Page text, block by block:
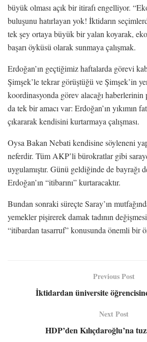
büyük olması açık bir itirafı engelliyor.
buluşunu hatırlayan yok! İktidarın
tek şey ortaya büyük bir yalan koyarak,
başarı öyküsü olarak sunmaya çalışmak.
Erdoğan’ın geçtiğimiz haftalarda görevi
Şimşek’le tekrar görüştüğü ve Şimşek’in
koordinasyonda görev alacağı haberlerinin
da tek bir amacı var: Erdoğan’ın yıkımın
çıkararak kendisini kurtarmaya çalışması.
Oysa Bakan Nebati kendisine söyleneni
neferdir. Tüm AKP’li bürokratlar gibi
uygulamıştır. Günü geldiğinde de bayrağı
Erdoğan’ın “itibarını” kurtaracaktır.
Bundan sonraki süreçte Saray’ın
yemekler pişirerek damak tadının
“itibardan tasarruf” konusunda önemli bir
Previous Post
İktidardan üniversite
Next Post
HDP’den Kılıçdaroğlu’na